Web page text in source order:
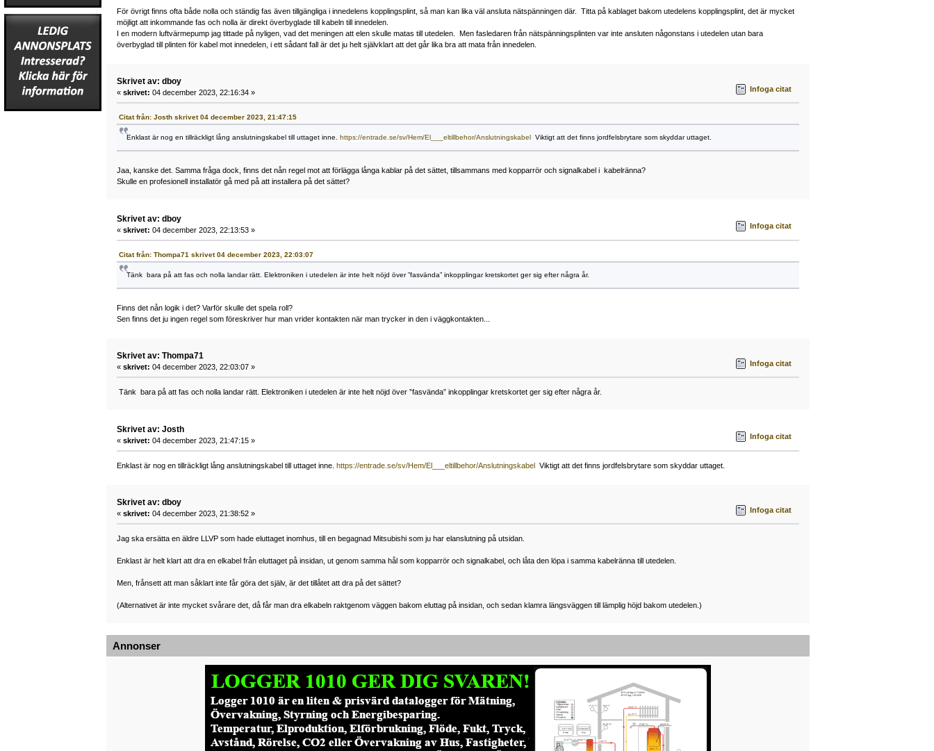
För övrigt finns ofta både nolla och ständig fas även tillgängliga i innedelens kopplingsplint, så man kan lika väl ansluta nätspänningen där. Titta på kablaget bakom utedelens kopplingsplint, det är mycket
möjligt att inkommande fas och nolla är direkt överbyglade till kabeln till innedelen.
I en modern luftvärmepump jag tittade på nyligen, vad det meningen att elen skulle matas till utedelen. Men fasledaren från nätspänningsplinten var inte ansluten någonstans i utedelen utan bara
överbyglad till plinten för kabel mot innedelen, i ett sådant fall är det ju helt självklart att det går lika bra att mata från innedelen.
Skrivet av: dboy
« skrivet: 04 december 2023, 22:16:34 » Infoga citat
Citat från: Josth skrivet 04 december 2023, 21:47:15
Enklast är nog en tillräckligt lång anslutningskabel till uttaget inne. https://entrade.se/sv/Hem/El___eltillbehor/Anslutningskabel Viktigt att det finns jordfelsbrytare som skyddar uttaget.
Jaa, kanske det. Samma fråga dock, finns det nån regel mot att förlägga långa kablar på det sättet, tillsammans med kopparrör och signalkabel i kabelränna?
Skulle en profesionell installatör gå med på att installera på det sättet?
Skrivet av: dboy
« skrivet: 04 december 2023, 22:13:53 » Infoga citat
Citat från: Thompa71 skrivet 04 december 2023, 22:03:07
Tänk bara på att fas och nolla landar rätt. Elektroniken i utedelen är inte helt nöjd över ”fasvända” inkopplingar kretskortet ger sig efter några år.
Finns det nån logik i det? Varför skulle det spela roll?
Sen finns det ju ingen regel som föreskriver hur man vrider kontakten när man trycker in den i väggkontakten...
Skrivet av: Thompa71
« skrivet: 04 december 2023, 22:03:07 » Infoga citat
Tänk bara på att fas och nolla landar rätt. Elektroniken i utedelen är inte helt nöjd över ”fasvända” inkopplingar kretskortet ger sig efter några år.
Skrivet av: Josth
« skrivet: 04 december 2023, 21:47:15 » Infoga citat
Enklast är nog en tillräckligt lång anslutningskabel till uttaget inne. https://entrade.se/sv/Hem/El___eltillbehor/AnslutningskabelViktigt att det finns jordfelsbrytare som skyddar uttaget.
Skrivet av: dboy
« skrivet: 04 december 2023, 21:38:52 » Infoga citat
Jag ska ersätta en äldre LLVP som hade eluttaget inomhus, till en begagnad Mitsubishi som ju har elanslutning på utsidan.
Enklast är helt klart att dra en elkabel från eluttaget på insidan, ut genom samma hål som kopparrör och signalkabel, och låta den löpa i samma kabelränna till utedelen.
Men, frånsett att man såklart inte får göra det själv, är det tillåtet att dra på det sättet?
(Alternativet är inte mycket svårare det, då får man dra elkabeln raktgenom väggen bakom eluttag på insidan, och sedan klamra längsväggen till lämplig höjd bakom utedelen.)
Annonser